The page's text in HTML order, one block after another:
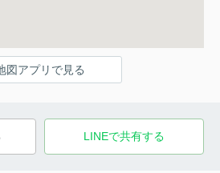
図アプリで見る
LINEで共有する